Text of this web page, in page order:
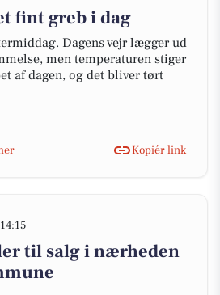
fint greb i dag
Dagens vejr lægger ud
men temperaturen stiger
af dagen, og det bliver tørt
Kopiér link
til salg i nærheden